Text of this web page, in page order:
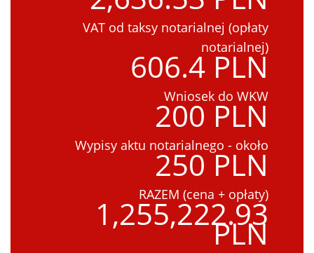
VAT od taksy notarialnej (opłaty
notarialnej)
606.4 PLN
Wniosek do WKW
200 PLN
Wypisy aktu notarialnego - około
250 PLN
RAZEM (cena + opłaty)
1,255,222.93
PLN